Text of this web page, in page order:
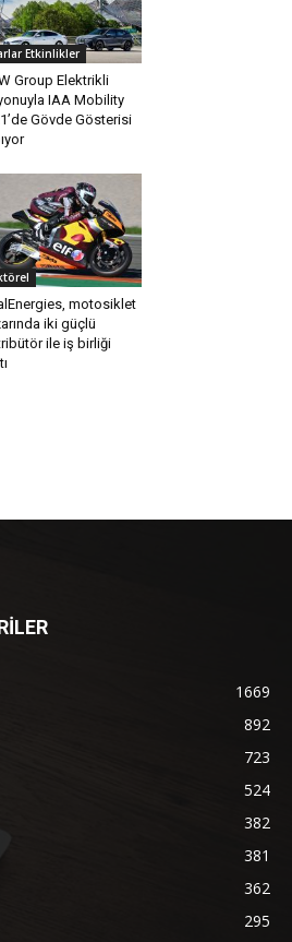
Etkinlikler
Group Elektrikli
IAA Mobility
Gövde Gösterisi
motosiklet
iki güçlü
ile iş birliği
1669
892
723
524
382
381
362
295